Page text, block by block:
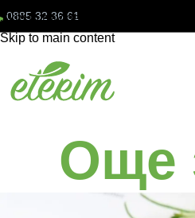
Skip to navigation
Skip to main content
0885 32 36 61
Още